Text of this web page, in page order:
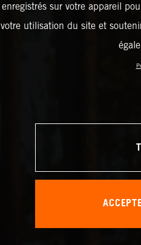
enregistrés sur votre appareil
votre utilisation du site et